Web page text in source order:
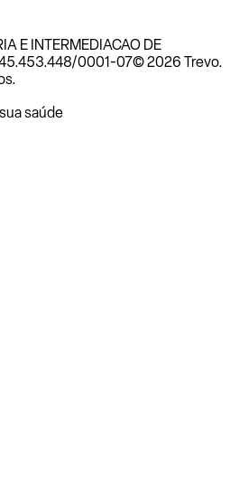
E INTERMEDIACAO DE
45.453.448/0001-07© 2026 Trevo.
saúde